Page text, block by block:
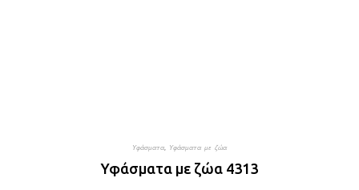
Υφάσματα, Υφάσματα με ζώα
Υφάσματα με ζώα 4313